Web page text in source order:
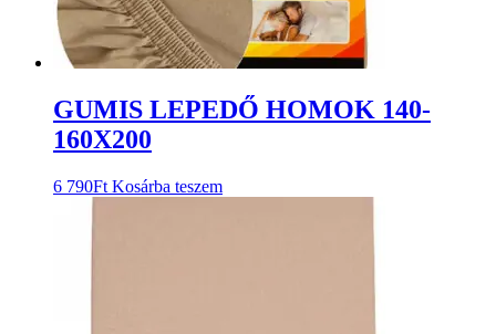
GUMIS LEPEDŐ HOMOK 140-
160X200
6 790Ft Kosárba teszem